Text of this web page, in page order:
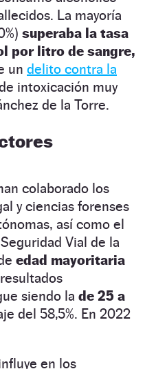
La mayoría
superaba la tasa
por litro de sangre,
un delito contra la
intoxicación muy
de la Torre.
colaborado los
y ciencias forenses
así como el
Vial de la
edad mayoritaria
siendo la de 25 a
del 58,5%. En 2022
en los